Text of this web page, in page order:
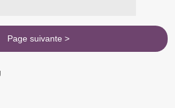
Page suivante >